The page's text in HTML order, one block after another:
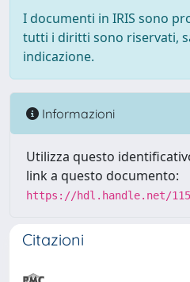
I documenti in IRIS sono
tutti i diritti sono riservati,
indicazione.
Informazioni
Utilizza questo
link a questo documento:
https://hdl.handle.net/
Citazioni